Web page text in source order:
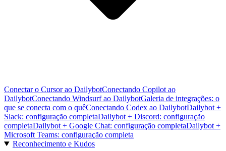
Conectar o Cursor ao DailybotConectando Copilot ao
DailybotConectando Windsurf ao DailybotGaleria de integrações: o
que se conecta com o quêConectando Codex ao DailybotDailybot +
Slack: configuração completaDailybot + Discord: configuração
completaDailybot + Google Chat: configuração completaDailybot +
Microsoft Teams: configuração completa
Reconhecimento e Kudos